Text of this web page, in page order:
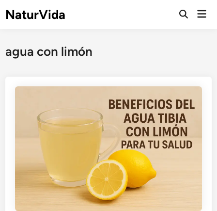
NaturVida
Abrir
agua con limón